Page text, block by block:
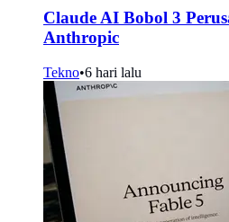
Claude AI Bobol 3
Anthropic
Tekno•6 hari lalu